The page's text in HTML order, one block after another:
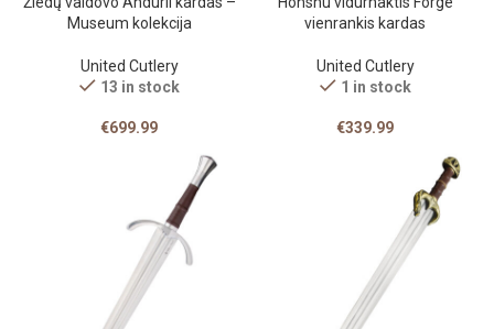
Museum kolekcija
United Cutlery
13 in stock
€699.99
vienrankis kardas
United Cutlery
1 in stock
€339.99